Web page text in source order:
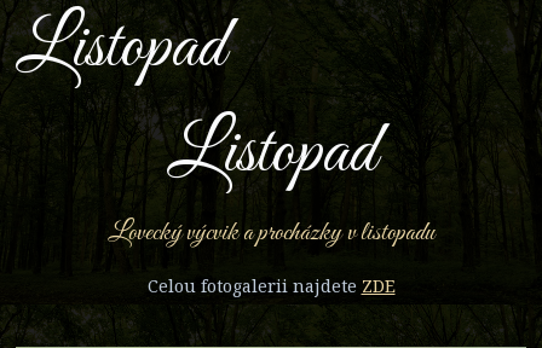
Listopad
Listopad
Lovecký výcvik a procházky v listopadu
Celou fotogalerii najdete ZDE